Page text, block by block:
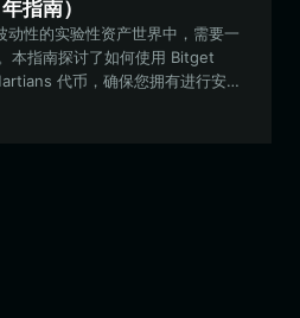
指南）
性的实验性资产世界中，需要一
本指南探讨了如何使用 Bitget
代币，确保您拥有进行安全
区活动所需的必要工具。